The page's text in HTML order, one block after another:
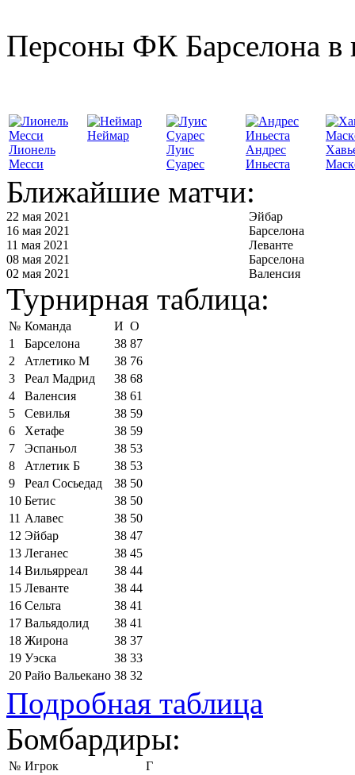
Персоны ФК Барселона в
Лионель
Месси
Неймар
Луис
Суарес
Андрес
Иньеста
Ближайшие матчи:
22 мая 2021
Эйбар
16 мая 2021
Барселона
11 мая 2021
Леванте
08 мая 2021
Барселона
02 мая 2021
Валенсия
Турнирная таблица:
№ Команда И О
1
Барселона 38 87
2
Атлетико М 38 76
3
Реал Мадрид 38 68
4
Валенсия 38 61
5
Севилья 38 59
6
Хетафе 38 59
7
Эспаньол 38 53
8
Атлетик Б 38 53
9
Реал Сосьедад 38 50
10 Бетис 38 50
11 Алавес 38 50
12 Эйбар 38 47
13 Леганес 38 45
14 Вильярреал 38 44
15 Леванте 38 44
16 Сельта 38 41
17 Вальядолид 38 41
18 Жирона 38 37
19 Уэска 38 33
20 Райо Вальекано 38 32
Подробная таблица
Бомбардиры:
№ Игрок
Г